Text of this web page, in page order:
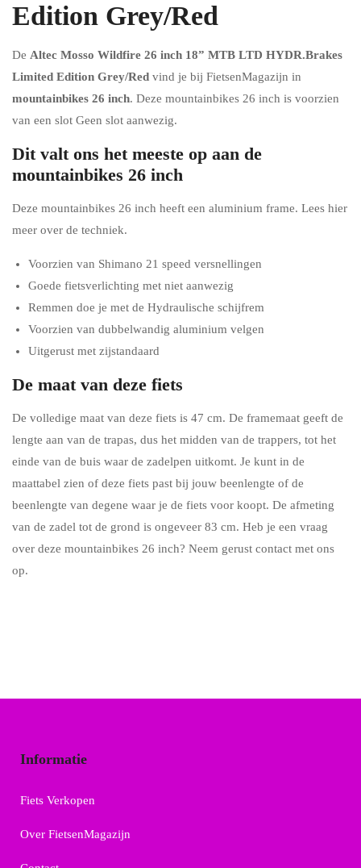
Edition Grey/Red
De Altec Mosso Wildfire 26 inch 18” MTB LTD HYDR.Brakes
Limited Edition Grey/Red vind je bij FietsenMagazijn in
mountainbikes 26 inch. Deze mountainbikes 26 inch is voorzien
van een slot Geen slot aanwezig.
Dit valt ons het meeste op aan de
mountainbikes 26 inch
Deze mountainbikes 26 inch heeft een aluminium frame. Lees hier
meer over de techniek.
Voorzien van Shimano 21 speed versnellingen
Goede fietsverlichting met niet aanwezig
Remmen doe je met de Hydraulische schijfrem
Voorzien van dubbelwandig aluminium velgen
Uitgerust met zijstandaard
De maat van deze fiets
De volledige maat van deze fiets is 47 cm. De framemaat geeft de
lengte aan van de trapas, dus het midden van de trappers, tot het
einde van de buis waar de zadelpen uitkomt. Je kunt in de
maattabel zien of deze fiets past bij jouw beenlengte of de
beenlengte van degene waar je de fiets voor koopt. De afmeting
van de zadel tot de grond is ongeveer 83 cm. Heb je een vraag
over deze mountainbikes 26 inch? Neem gerust contact met ons
op.
Informatie
Fiets Verkopen
Over FietsenMagazijn